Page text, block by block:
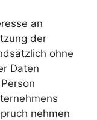
an
der
ohne
Daten
nehmen